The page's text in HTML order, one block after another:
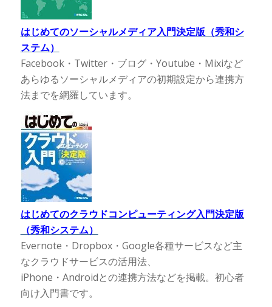
はじめてのソーシャルメディア入門決定版（秀和シ
ステム）
Facebook・Twitter・ブログ・Youtube・Mixiなど
あらゆるソーシャルメディアの初期設定から連携方
法までを網羅しています。
はじめてのクラウドコンピューティング入門決定版
（秀和システム）
Evernote・Dropbox・Google各種サービスなど主
なクラウドサービスの活用法、
iPhone・Androidとの連携方法などを掲載。初心者
向け入門書です。